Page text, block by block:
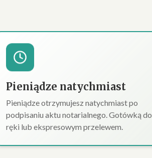
Pieniądze natychmiast
Pieniądze otrzymujesz natychmiast po
podpisaniu aktu notarialnego. Gotówką do
ręki lub ekspresowym przelewem.